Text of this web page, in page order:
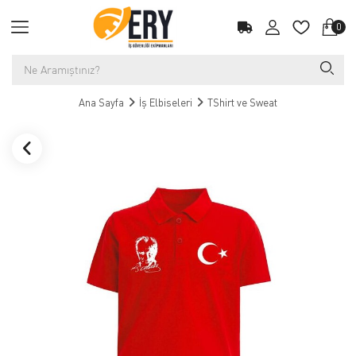
0
Ana Sayfa İş Elbiseleri TShirt ve Sweat